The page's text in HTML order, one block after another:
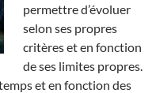
permettre d’évoluer
selon ses propres
critères et en fonction
de ses limites propres.
et en fonction des